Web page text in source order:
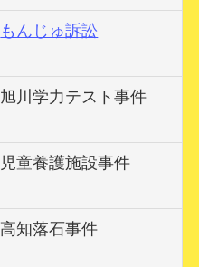
もんじゅ訴訟
旭川学力テスト事件
児童養護施設事件
高知落石事件